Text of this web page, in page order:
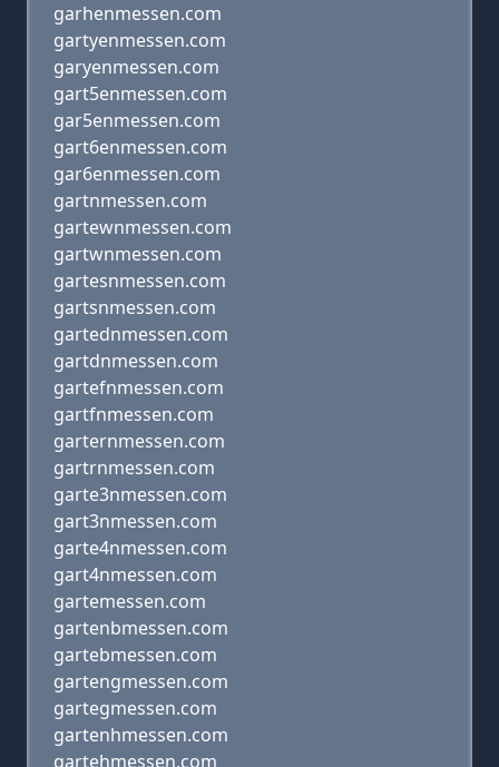
garhenmessen.com
gartyenmessen.com
garyenmessen.com
gart5enmessen.com
gar5enmessen.com
gart6enmessen.com
gar6enmessen.com
gartnmessen.com
gartewnmessen.com
gartwnmessen.com
gartesnmessen.com
gartsnmessen.com
gartednmessen.com
gartdnmessen.com
gartefnmessen.com
gartfnmessen.com
garternmessen.com
gartrnmessen.com
garte3nmessen.com
gart3nmessen.com
garte4nmessen.com
gart4nmessen.com
gartemessen.com
gartenbmessen.com
gartebmessen.com
gartengmessen.com
gartegmessen.com
gartenhmessen.com
gartehmessen.com